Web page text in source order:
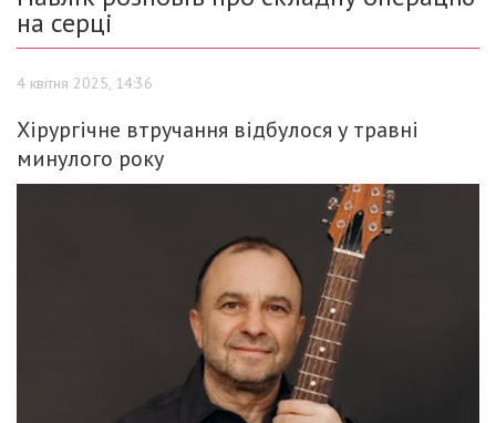
на серці
4 квітня 2025, 14:36
Хірургічне втручання відбулося у травні
минулого року